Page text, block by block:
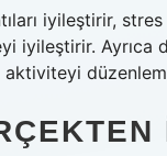
iyileştirir,
iyileştirir.